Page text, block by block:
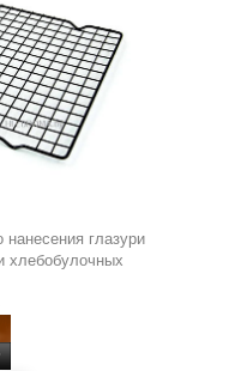
глазури
хлебобулочных